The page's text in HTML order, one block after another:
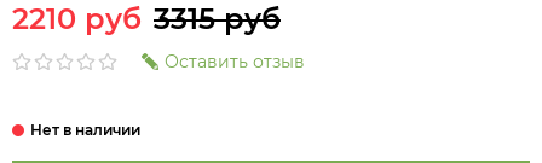
2210 руб 3315 руб
Оставить отзыв